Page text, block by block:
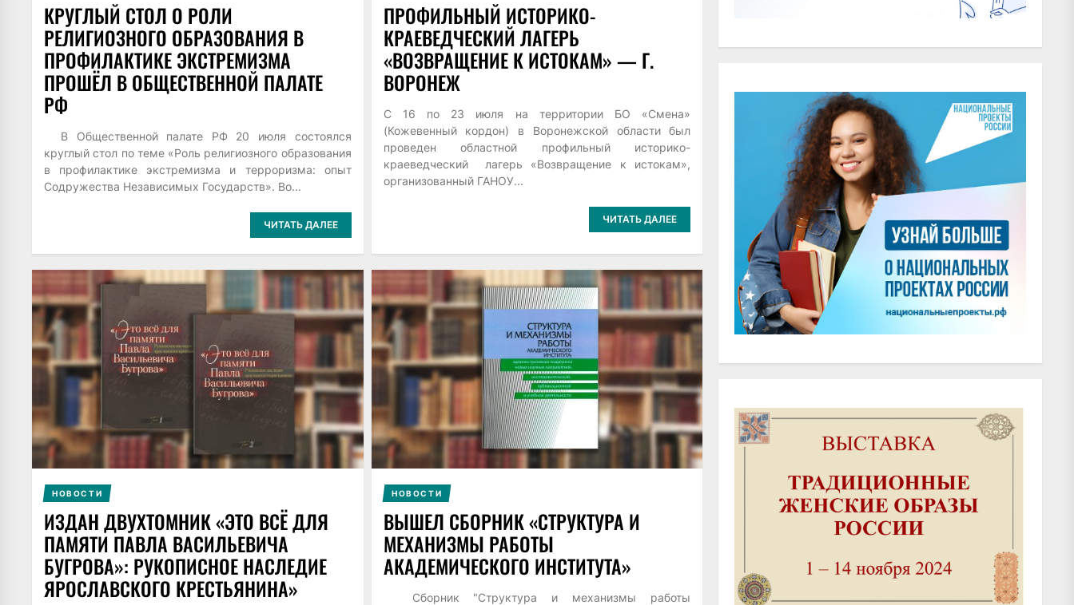
КРУГЛЫЙ СТОЛ О РОЛИ
РЕЛИГИОЗНОГО ОБРАЗОВАНИЯ В
ПРОФИЛАКТИКЕ ЭКСТРЕМИЗМА
ПРОШЁЛ В ОБЩЕСТВЕННОЙ ПАЛАТЕ
РФ
В Общественной палате РФ 20 июля состоялся
круглый стол по теме «Роль религиозного образования
в профилактике экстремизма и терроризма: опыт
Содружества Независимых Государств». Во...
ЧИТАТЬ ДАЛЕЕ
ПРОФИЛЬНЫЙ ИСТОРИКО-
КРАЕВЕДЧЕСКИЙ ЛАГЕРЬ
«ВОЗВРАЩЕНИЕ К ИСТОКАМ» — Г.
ВОРОНЕЖ
C 16 по 23 июля на территории БО «Смена»
(Кожевенный кордон) в Воронежской области был
проведен областной профильный историко-
краеведческий лагерь «Возвращение к истокам»,
организованный ГАНОУ...
ЧИТАТЬ ДАЛЕЕ
НОВОСТИ
ИЗДАН ДВУХТОМНИК «ЭТО ВСЁ ДЛЯ
ПАМЯТИ ПАВЛА ВАСИЛЬЕВИЧА
БУГРОВА»: РУКОПИСНОЕ НАСЛЕДИЕ
ЯРОСЛАВСКОГО КРЕСТЬЯНИНА»
НОВОСТИ
ВЫШЕЛ СБОРНИК «СТРУКТУРА И
МЕХАНИЗМЫ РАБОТЫ
АКАДЕМИЧЕСКОГО ИНСТИТУТА»
Сборник "Структура и механизмы работы